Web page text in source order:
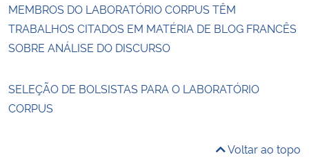
MEMBROS DO LABORATÓRIO CORPUS TÊM
TRABALHOS CITADOS EM MATÉRIA DE BLOG FRANCÊS
SOBRE ANÁLISE DO DISCURSO
SELEÇÃO DE BOLSISTAS PARA O LABORATÓRIO
CORPUS
Voltar ao topo